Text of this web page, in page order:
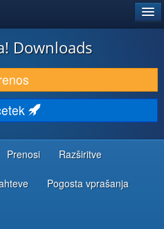
Downloads
Prenosi Razširitve
Pogosta vprašanja